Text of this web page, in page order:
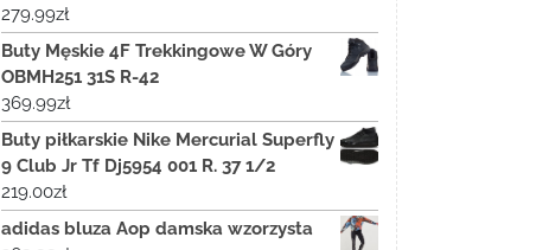
279.99zł
Buty Męskie 4F Trekkingowe W Góry
OBMH251 31S R-42
369.99zł
Buty piłkarskie Nike Mercurial Superfly
9 Club Jr Tf Dj5954 001 R. 37 1/2
219.00zł
adidas bluza Aop damska wzorzysta